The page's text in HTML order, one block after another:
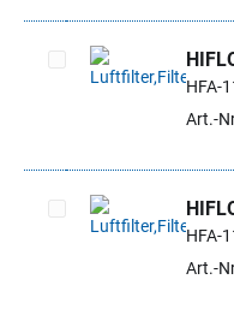
Artikel auswählen
HFA-
Art.-
Artikel auswählen
HFA-
Art.-